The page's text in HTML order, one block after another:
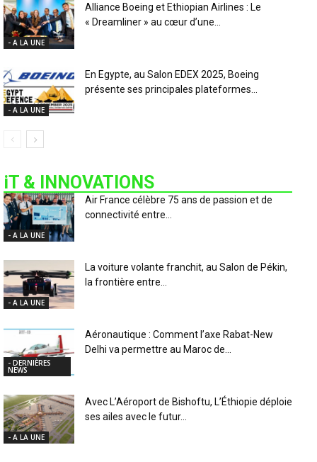
- A LA UNE
Alliance Boeing et Ethiopian Airlines : Le
« Dreamliner » au cœur d’une...
- A LA UNE
En Egypte, au Salon EDEX 2025, Boeing
présente ses principales plateformes...
iT & INNOVATIONS
- A LA UNE
Air France célèbre 75 ans de passion et de
connectivité entre...
- A LA UNE
La voiture volante franchit, au Salon de Pékin,
la frontière entre...
- DERNIÈRES
NEWS
Aéronautique : Comment l’axe Rabat-New
Delhi va permettre au Maroc de...
- A LA UNE
Avec L’Aéroport de Bishoftu, L’Éthiopie déploie
ses ailes avec le futur...